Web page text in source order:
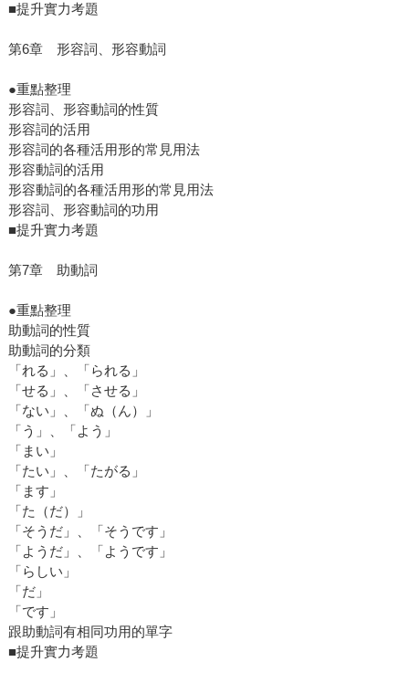
■提升實力考題
第6章 形容詞、形容動詞
●重點整理
形容詞、形容動詞的性質
形容詞的活用
形容詞的各種活用形的常見用法
形容動詞的活用
形容動詞的各種活用形的常見用法
形容詞、形容動詞的功用
■提升實力考題
第7章 助動詞
●重點整理
助動詞的性質
助動詞的分類
「れる」、「られる」
「せる」、「させる」
「ない」、「ぬ（ん）」
「う」、「よう」
「まい」
「たい」、「たがる」
「ます」
「た（だ）」
「そうだ」、「そうです」
「ようだ」、「ようです」
「らしい」
「だ」
「です」
跟助動詞有相同功用的單字
■提升實力考題